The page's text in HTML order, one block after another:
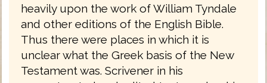
heavily upon the work of William Tyndale
and other editions of the English Bible.
Thus there were places in which it is
unclear what the Greek basis of the New
Testament was. Scrivener in his